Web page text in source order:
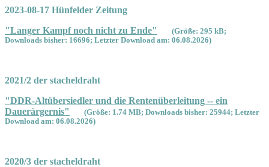
2023-08-17 Hünfelder Zeitung
"Langer Kampf noch nicht zu Ende"
(Größe: 295 kB;
Downloads bisher: 16696; Letzter Download am: 06.08.2026)
2021/2 der stacheldraht
"DDR-Altübersiedler und die Rentenüberleitung -- ein
Dauerärgernis"
(Größe: 1.74 MB; Downloads bisher: 25944; Letzter
Download am: 06.08.2026)
2020/3 der stacheldraht